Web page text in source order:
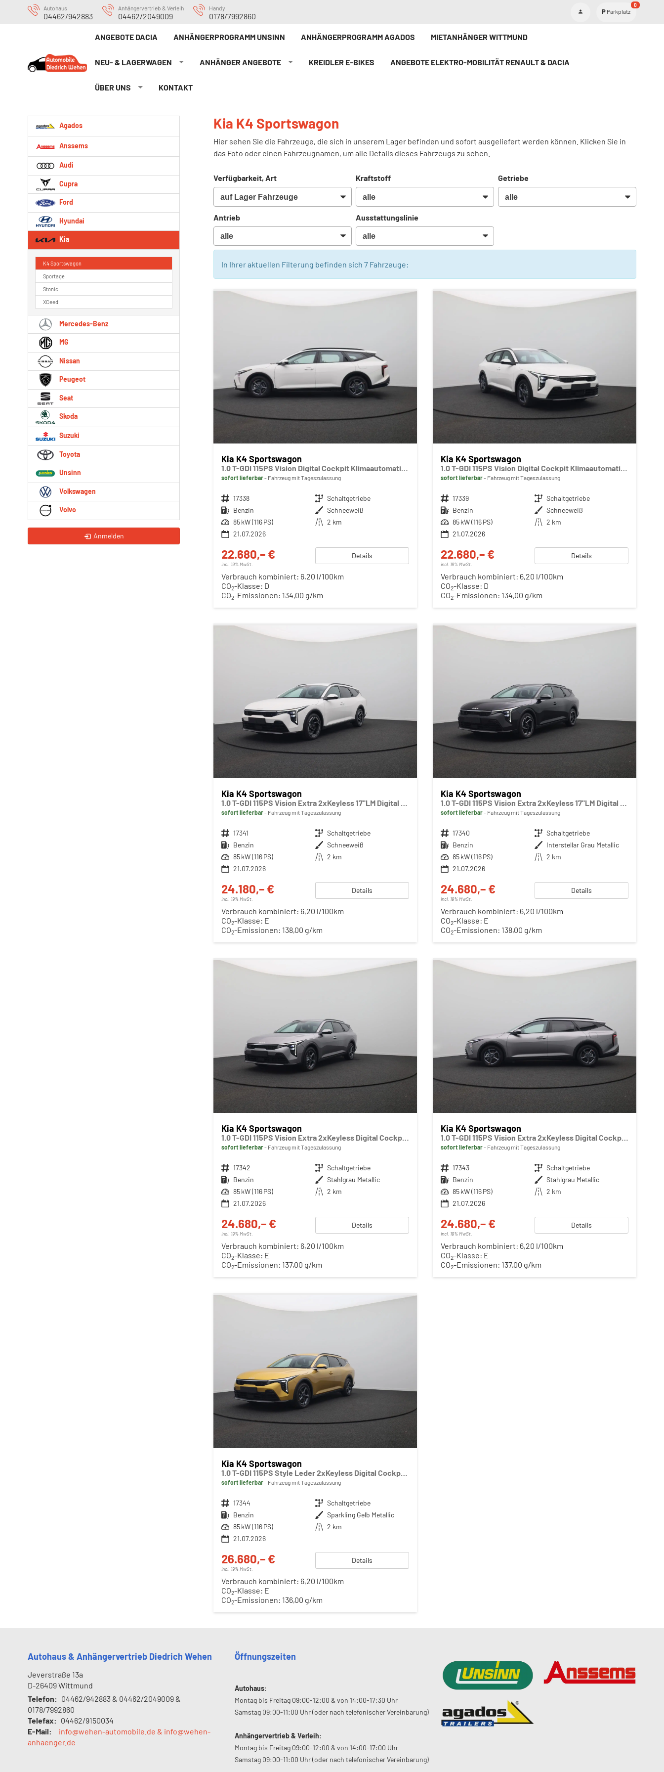
Autohaus
04462/942883
Anhängervertrieb & Verleih
04462/2049009
Handy
0178/7992860
Parkplatz
0
ANGEBOTE DACIA ANHÄNGERPROGRAMM UNSINN ANHÄNGERPROGRAMM AGADOS MIETANHÄNGER WITTMUND
NEU- & LAGERWAGEN ANHÄNGER ANGEBOTE KREIDLER E-BIKE`S ANGEBOTE ELEKTRO-MOBILITÄT RENAULT & DACIA
ÜBER UNS KONTAKT
Kia K4 Sportswagon
Hier sehen Sie die Fahrzeuge, die sich in unserem Lager befinden und sofort ausgeliefert werden können. Klicken Sie in
das Foto oder einen Fahrzeugnamen, um alle Details dieses Fahrzeugs zu sehen.
Verfügbarkeit, Art Kraftstoff Getriebe
Antrieb Ausstattungslinie
In Ihrer aktuellen Filterung befinden sich 7Fahrzeuge:
Kia K4 Sportswagon
1.0 T-GDI 115PS Vision Digital Cockpit Klimaautomatik Sitzheizung Navi ACC PDC v+h Rückf.Kamera DAB Bluetooth Touchscreen Apple CarPlay Android Auto 16"LM
sofort lieferbar Fahrzeug mit Tageszulassung
Fahrzeugnr. 17338 Getriebe Schaltgetriebe
Kraftstoff Benzin Außenfarbe Schneeweiß
Leistung 85 kW (116 PS) Kilometerstand 2 km
21.07.2026
22.680,– €
incl. 19% MwSt.
Details
Verbrauch kombiniert: 6,20 l/100km
CO2-Klasse: D
CO2-Emissionen: 134,00 g/km
Kia K4 Sportswagon
1.0 T-GDI 115PS Vision Digital Cockpit Klimaautomatik Sitzheizung Navi ACC PDC v+h Rückf.Kamera DAB Bluetooth Touchscreen Apple CarPlay Android Auto 16"LM
sofort lieferbar Fahrzeug mit Tageszulassung
Fahrzeugnr. 17339 Getriebe Schaltgetriebe
Kraftstoff Benzin Außenfarbe Schneeweiß
Leistung 85 kW (116 PS) Kilometerstand 2 km
21.07.2026
22.680,– €
incl. 19% MwSt.
Details
Verbrauch kombiniert: 6,20 l/100km
CO2-Klasse: D
CO2-Emissionen: 134,00 g/km
Kia K4 Sportswagon
1.0 T-GDI 115PS Vision Extra 2xKeyless 17"LM Digital Cockpit Klimaautomatik Sitzheizung Navi ACC PDC v+h Rückf.Kamera DAB Bluetooth Touchscreen Apple CarPlay Android Auto abged.Scheiben
sofort lieferbar Fahrzeug mit Tageszulassung
Fahrzeugnr. 17341 Getriebe Schaltgetriebe
Kraftstoff Benzin Außenfarbe Schneeweiß
Leistung 85 kW (116 PS) Kilometerstand 2 km
21.07.2026
24.180,– €
incl. 19% MwSt.
Details
Verbrauch kombiniert: 6,20 l/100km
CO2-Klasse: E
CO2-Emissionen: 138,00 g/km
Kia K4 Sportswagon
1.0 T-GDI 115PS Vision Extra 2xKeyless 17"LM Digital Cockpit Klimaautomatik Sitzheizung Navi ACC PDC v+h Rückf.Kamera DAB Bluetooth Touchscreen Apple CarPlay Android Auto abged.Scheiben
sofort lieferbar Fahrzeug mit Tageszulassung
Fahrzeugnr. 17340 Getriebe Schaltgetriebe
Kraftstoff Benzin Außenfarbe Interstellar Grau Metallic
Leistung 85 kW (116 PS) Kilometerstand 2 km
21.07.2026
24.680,– €
incl. 19% MwSt.
Details
Verbrauch kombiniert: 6,20 l/100km
CO2-Klasse: E
CO2-Emissionen: 138,00 g/km
Kia K4 Sportswagon
1.0 T-GDI 115PS Vision Extra 2xKeyless Digital Cockpit Klimaautomatik Sitzheizung Navi ACC PDC v+h Rückf.Kamera DAB Bluetooth Touchscreen Apple CarPlay Android Auto abged.Scheiben 16"LM
sofort lieferbar Fahrzeug mit Tageszulassung
Fahrzeugnr. 17342 Getriebe Schaltgetriebe
Kraftstoff Benzin Außenfarbe Stahlgrau Metallic
Leistung 85 kW (116 PS) Kilometerstand 2 km
21.07.2026
24.680,– €
incl. 19% MwSt.
Details
Verbrauch kombiniert: 6,20 l/100km
CO2-Klasse: E
CO2-Emissionen: 137,00 g/km
Kia K4 Sportswagon
1.0 T-GDI 115PS Vision Extra 2xKeyless Digital Cockpit Klimaautomatik Sitzheizung Navi ACC PDC v+h Rückf.Kamera DAB Bluetooth Touchscreen Apple CarPlay Android Auto abged.Scheiben 16"LM
sofort lieferbar Fahrzeug mit Tageszulassung
Fahrzeugnr. 17343 Getriebe Schaltgetriebe
Kraftstoff Benzin Außenfarbe Stahlgrau Metallic
Leistung 85 kW (116 PS) Kilometerstand 2 km
21.07.2026
24.680,– €
incl. 19% MwSt.
Details
Verbrauch kombiniert: 6,20 l/100km
CO2-Klasse: E
CO2-Emissionen: 137,00 g/km
Kia K4 Sportswagon
1.0 T-GDI 115PS Style Leder 2xKeyless Digital Cockpit Klimaautomatik Sitzheizung Navi ACC PDC v+h Rückf.Kamera DAB Bluetooth Touchscreen Apple CarPlay Android Auto abged.Scheiben 16"LM
sofort lieferbar Fahrzeug mit Tageszulassung
Fahrzeugnr. 17344 Getriebe Schaltgetriebe
Kraftstoff Benzin Außenfarbe Sparkling Gelb Metallic
Leistung 85 kW (116 PS) Kilometerstand 2 km
21.07.2026
26.680,– €
incl. 19% MwSt.
Details
Verbrauch kombiniert: 6,20 l/100km
CO2-Klasse: E
CO2-Emissionen: 136,00 g/km
Agados
Anssems
Audi
Cupra
Ford
Hyundai
Kia
K4 Sportswagon
Sportage
Stonic
XCeed
Mercedes-Benz
MG
Nissan
Peugeot
Seat
Skoda
Suzuki
Toyota
Unsinn
Volkswagen
Volvo
Anmelden
Autohaus & Anhängervertrieb Diedrich Wehen
Jeverstraße 13a
D-26409Wittmund
Telefon: 04462/942883 & 04462/2049009 &
0178/7992860
Telefax: 04462/9150034
E-Mail:
info@wehen-automobile.de & info@wehen-
anhaenger.de
Öffnungszeiten
Autohaus:
Montag bis Freitag 09:00-12:00 & von 14:00-17:30 Uhr
Samstag 09:00-11:00 Uhr (oder nach telefonischer Vereinbarung)
Anhängervertrieb & Verleih:
Montag bis Freitag 09:00-12:00 & von 14:00-17:00 Uhr
Samstag 09:00-11:00 Uhr (oder nach telefonischer Vereinbarung)